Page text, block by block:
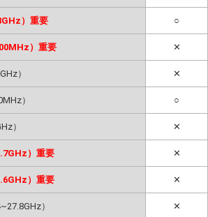
）重要 ○
）重要 ✕
） ✕
） ○
） ✕
）重要 ✕
）重要 ✕
） ✕